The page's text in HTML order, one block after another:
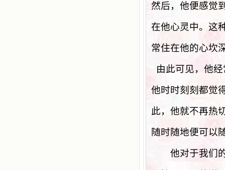
然后，他便感觉
在他心灵中。这
常住在他的心坎
由此可见，他
他时时刻刻都觉
此，他就不再热
随时随地便可以
他对于我们的